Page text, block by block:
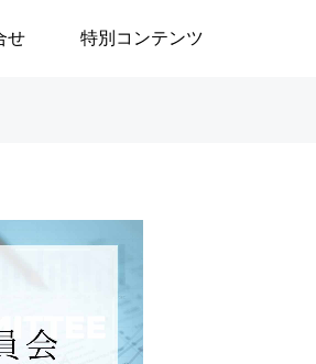
せ 特別コンテンツ
のか／安積